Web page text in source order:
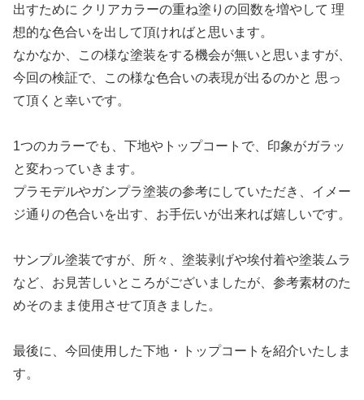
出すために クリアカラーの重ね塗りの回数を増やして 理
想的な色合いを出して頂ければと思います。
なかなか、この様な塗装をする機会が無いと思いますが、
今回の検証で、この様な色合いの表現が出るのかと 思っ
て頂くと幸いです。
1つのカラーでも、下地やトップコートで、印象がガラッ
と変わっていきます。
プラモデルやガンプラ塗装の参考にしていただき、イメー
ジ通りの色合いを出す、お手伝いが出来れば嬉しいです。
サンプル塗装ですが、所々、塗装剥げや埃付着や塗装ムラ
など、お見苦しいところがございましたが、参考素材のた
めそのまま使用させて頂きました。
最後に、今回使用した下地・トップコートを紹介いたしま
す。